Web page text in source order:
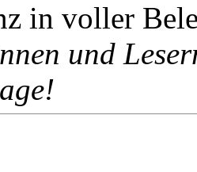
in voller
und